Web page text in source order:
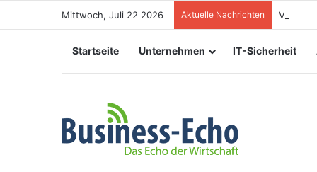
Mittwoch, Juli 22 2026 Aktuelle Nachrichten
Startseite Unternehmen IT-Sicherheit